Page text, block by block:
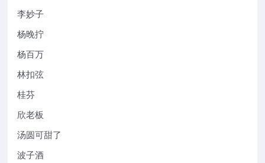
李妙子
杨晚拧
杨百万
林扣弦
桂芬
欣老板
汤圆可甜了
波子酒